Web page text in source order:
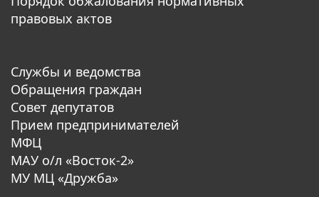
правовых актов
Службы и ведомства
Обращения граждан
Совет депутатов
Прием предпринимателей
МФЦ
МАУ о/л «Восток-2»
МУ МЦ «Дружба»